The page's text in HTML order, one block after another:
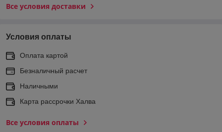
Все условия доставки
Условия оплаты
Оплата картой
Безналичный расчет
Наличными
Карта рассрочки Халва
Все условия оплаты